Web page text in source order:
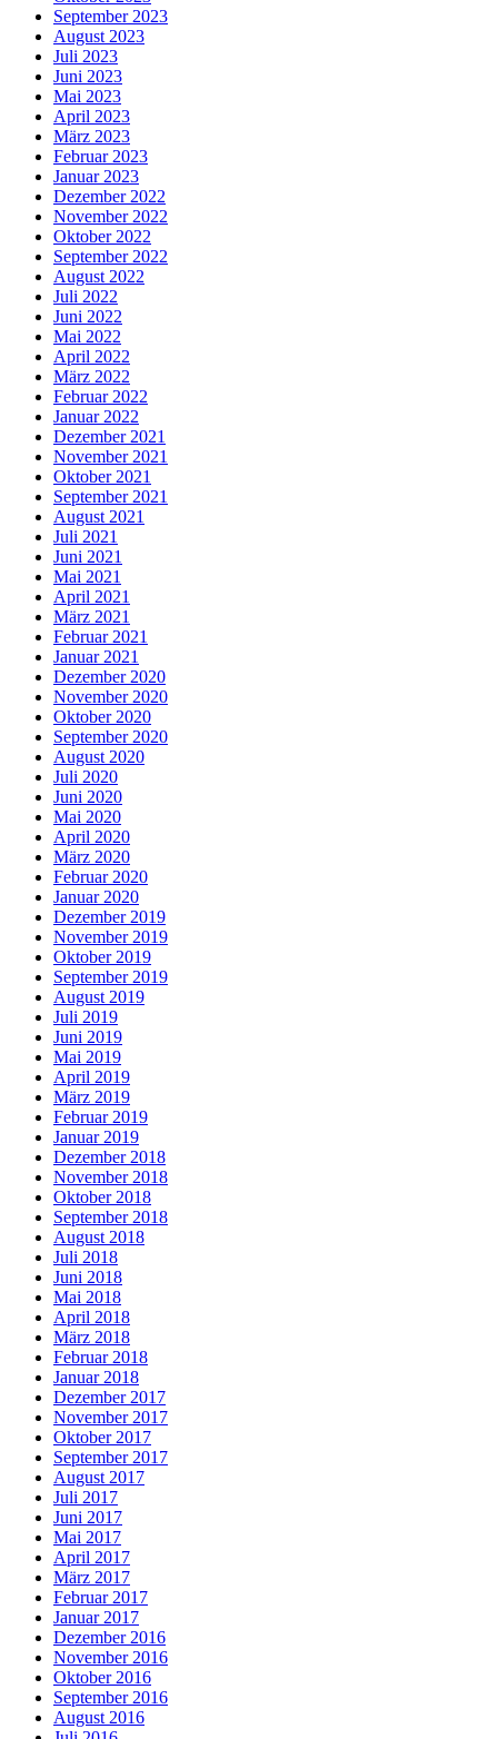
September 2023
August 2023
Juli 2023
Juni 2023
Mai 2023
April 2023
März 2023
Februar 2023
Januar 2023
Dezember 2022
November 2022
Oktober 2022
September 2022
August 2022
Juli 2022
Juni 2022
Mai 2022
April 2022
März 2022
Februar 2022
Januar 2022
Dezember 2021
November 2021
Oktober 2021
September 2021
August 2021
Juli 2021
Juni 2021
Mai 2021
April 2021
März 2021
Februar 2021
Januar 2021
Dezember 2020
November 2020
Oktober 2020
September 2020
August 2020
Juli 2020
Juni 2020
Mai 2020
April 2020
März 2020
Februar 2020
Januar 2020
Dezember 2019
November 2019
Oktober 2019
September 2019
August 2019
Juli 2019
Juni 2019
Mai 2019
April 2019
März 2019
Februar 2019
Januar 2019
Dezember 2018
November 2018
Oktober 2018
September 2018
August 2018
Juli 2018
Juni 2018
Mai 2018
April 2018
März 2018
Februar 2018
Januar 2018
Dezember 2017
November 2017
Oktober 2017
September 2017
August 2017
Juli 2017
Juni 2017
Mai 2017
April 2017
März 2017
Februar 2017
Januar 2017
Dezember 2016
November 2016
Oktober 2016
September 2016
August 2016